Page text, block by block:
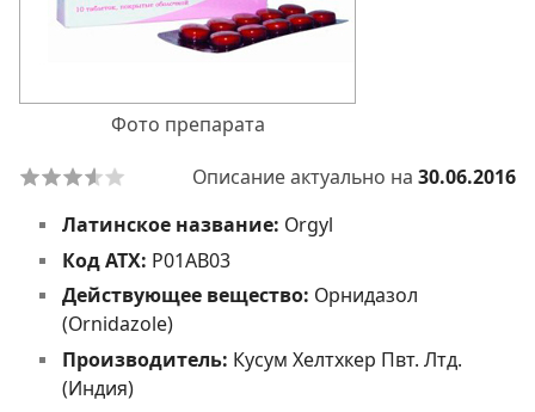
Фото препарата
Описание актуально на 30.06.2016
Латинское название: Orgyl
Код АТХ: P01AB03
Действующее вещество: Орнидазол
(Ornidazole)
Производитель: Кусум Хелтхкер Пвт. Лтд.
(Индия)